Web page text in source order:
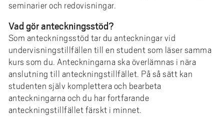
seminarier och redovisningar.
Vad gör anteckningsstöd?
Som anteckningsstöd tar du anteckningar vid
undervisningstillfällen till en student som läser samma
kurs som du. Anteckningarna ska överlämnas i nära
anslutning till anteckningstillfället. På så sätt kan
studenten själv komplettera och bearbeta
anteckningarna och du har fortfarande
anteckningstillfället färskt i minnet.